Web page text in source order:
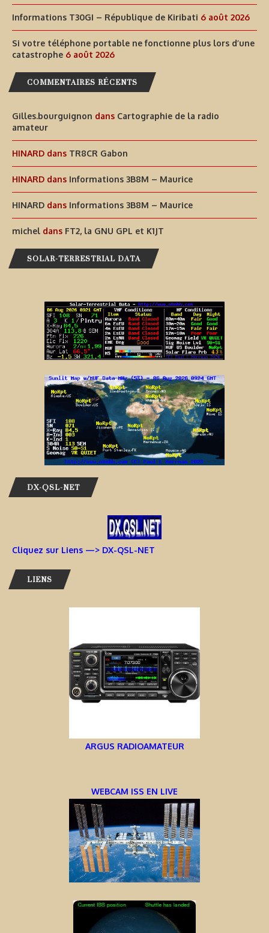
Informations T30GI – République de Kiribati 6 août 2026
Si votre téléphone portable ne fonctionne plus lors d’une
catastrophe 6 août 2026
COMMENTAIRES RÉCENTS
Gilles.bourguignon dans Cartographie de la radio
amateur
HINARD dans TR8CR Gabon
HINARD dans Informations 3B8M – Maurice
HINARD dans Informations 3B8M – Maurice
michel dans FT2, la GNU GPL et K1JT
SOLAR-TERRESTRIAL DATA
DX-QSL-NET
Cliquez sur Liens —> DX-QSL-NET
LIENS
ARGUS RADIOAMATEUR
WEBCAM ISS EN LIVE